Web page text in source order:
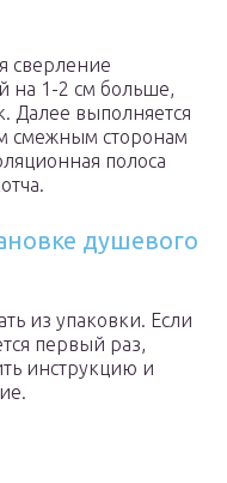
сверление
на 1-2 см больше,
Далее выполняется
смежным сторонам
полоса
душевого
из упаковки. Если
первый раз,
инструкцию и